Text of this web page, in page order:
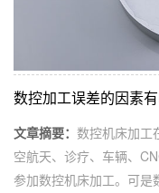
数控加工误差的因素有
文章摘要： 数控机床加工
空航天、诊疗、车辆、
参加数控机床加工。可是